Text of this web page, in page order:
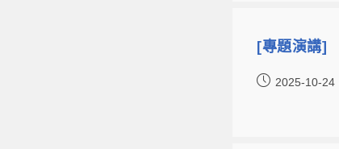
[專題演講]
2025-10-24